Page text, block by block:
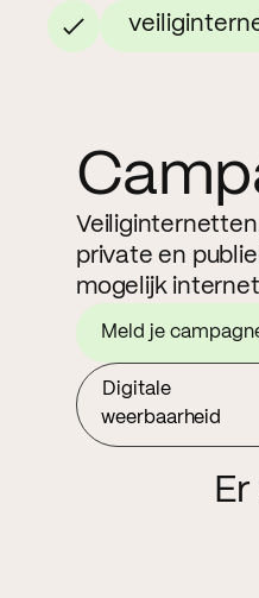
private en
mogelijk
Meld je
Digitale
weerbaarheid